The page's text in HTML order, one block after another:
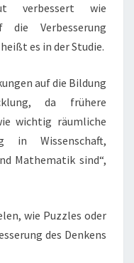
verbessert wie
die Verbesserung
es in der Studie.
auf die Bildung
da frühere
wichtig räumliche
in Wissenschaft,
Mathematik sind“,
wie Puzzles oder
des Denkens